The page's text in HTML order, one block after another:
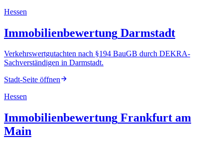
Hessen
Immobilienbewertung Darmstadt
Verkehrswertgutachten nach §194 BauGB durch DEKRA-
Sachverständigen in Darmstadt.
Stadt-Seite öffnen
Hessen
Immobilienbewertung Frankfurt am
Main